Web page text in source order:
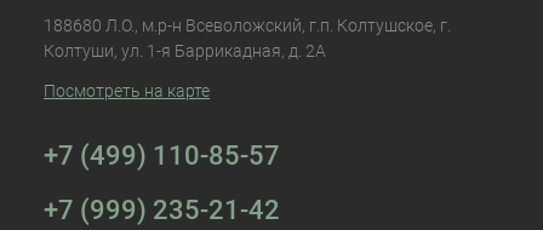
188680 Л.О., м.р-н Всеволожский, г.п. Колтушское, г.
Колтуши, ул. 1-я Баррикадная, д. 2А
Посмотреть на карте
+7 (499) 110-85-57
+7 (999) 235-21-42